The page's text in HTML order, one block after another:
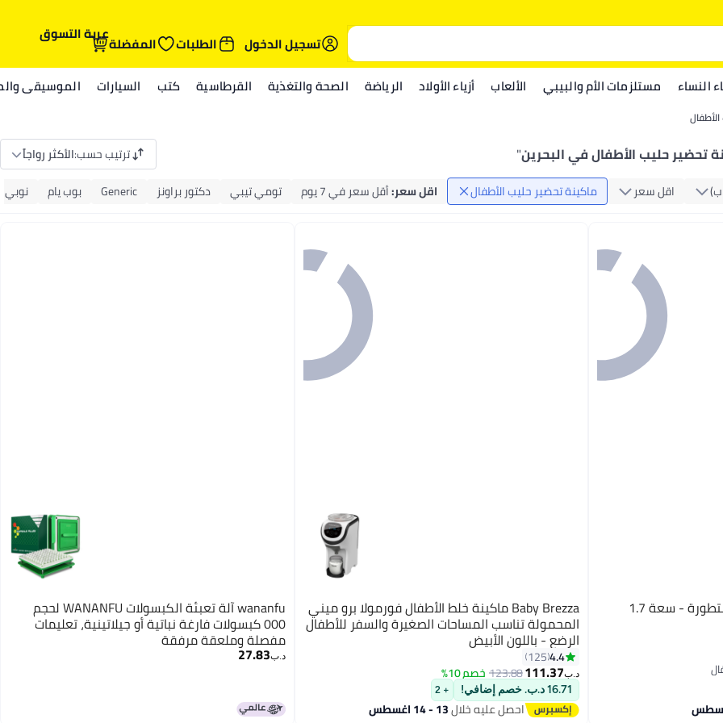
تسجيل الدخول
الطلبات المفضلةعربة التسوق
النساء مستلزمات الأم والبيبي الألعاب أزياء الأولاد الرياضة الصحة والتغذية القرطاسية كتب السيارات الموسيقى
تحضير حليب الأطفال في البحرين" ترتيب حسب:الأكثر رواجاً
اقل سعر ماكينة تحضير حليب الأطفال اقل سعر:أقل سعر في 7 يوم تومي تيبي دكتور براونز Generic بوب يام نوبي
بيبي بريزا موزع برو بتركيبة متطورة - سعة 1.7 Baby Brezza ماكينة خلط الأطفال فورمولا برو ميني
المحمولة تناسب المساحات الصغيرة والسفر للأطفال
الرضع - باللون الأبيض
4.4
125
د.ب‏111.37
123.88خصم 10%
16.71 د.ب. خصم إضافي! + 2
احصل عليه خلال13 - 14 اغسطس
wananfu آلة تعبئة الكبسولات WANANFU لحجم
000 كبسولات فارغة نباتية أو جيلاتينية، تعليمات
مفصلة وملعقة مرفقة
د.ب‏27.83